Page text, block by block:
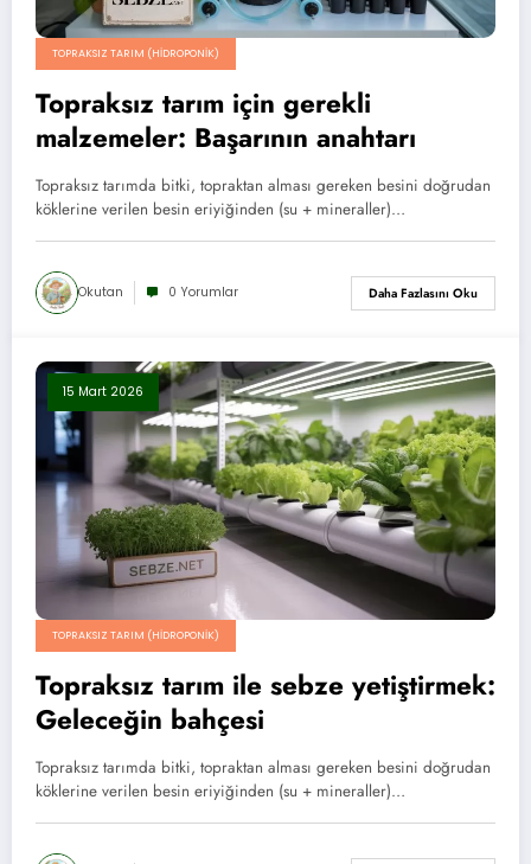
TOPRAKSIZ TARIM (HIDROPONIK)
Topraksız tarım için gerekli
malzemeler: Başarının anahtarı
Topraksız tarımda bitki, topraktan alması gereken besini doğrudan
köklerine verilen besin eriyiğinden (su + mineraller)…
Okutan 0 Yorumlar Daha Fazlasını Oku
15 Mart 2026
TOPRAKSIZ TARIM (HIDROPONIK)
Topraksız tarım ile sebze yetiştirmek:
Geleceğin bahçesi
Topraksız tarımda bitki, topraktan alması gereken besini doğrudan
köklerine verilen besin eriyiğinden (su + mineraller)…